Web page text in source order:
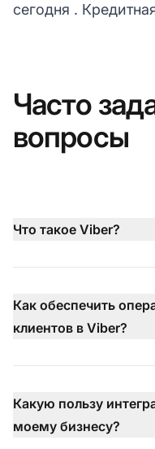
сегодня .
Часто
вопросы
Что такое Viber?
Как обеспечить
клиентов в Viber?
Какую пользу
моему бизнесу?